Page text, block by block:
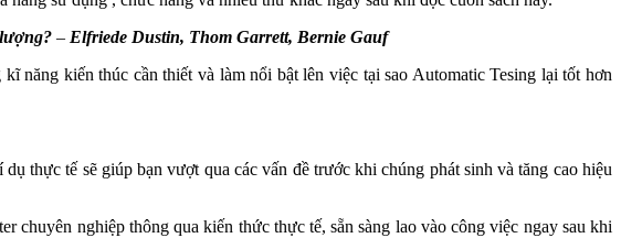
– Elfriede Dustin, Thom Garrett, Bernie Gauf
năng kiến thúc cần thiết và làm nổi bật lên việc tại sao Automatic Tesing lại tốt hơn
thực tế sẽ giúp bạn vượt qua các vấn đề trước khi chúng phát sinh và tăng cao hiệu
chuyên nghiệp thông qua kiến thức thực tế, sẵn sàng lao vào công việc ngay sau khi